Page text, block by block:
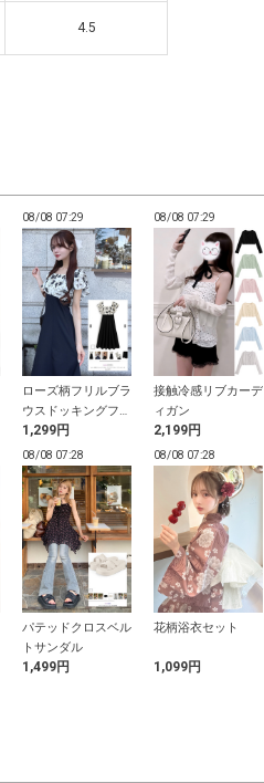
4.5
08/08 07:29
ローズ柄フリルブラ
ウスドッキングフレ
アワンピース
1,299円
08/08 07:29
接触冷感リブカーデ
ィガン
2,199円
08/08 07:28
パテッドクロスベル
トサンダル
1,499円
08/08 07:28
花柄浴衣セット
1,099円